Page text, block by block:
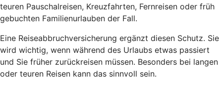
teuren Pauschalreisen, Kreuzfahrten, Fernreisen oder früh
gebuchten Familienurlauben der Fall.
Eine Reiseabbruchversicherung ergänzt diesen Schutz. Sie
wird wichtig, wenn während des Urlaubs etwas passiert
und Sie früher zurückreisen müssen. Besonders bei langen
oder teuren Reisen kann das sinnvoll sein.